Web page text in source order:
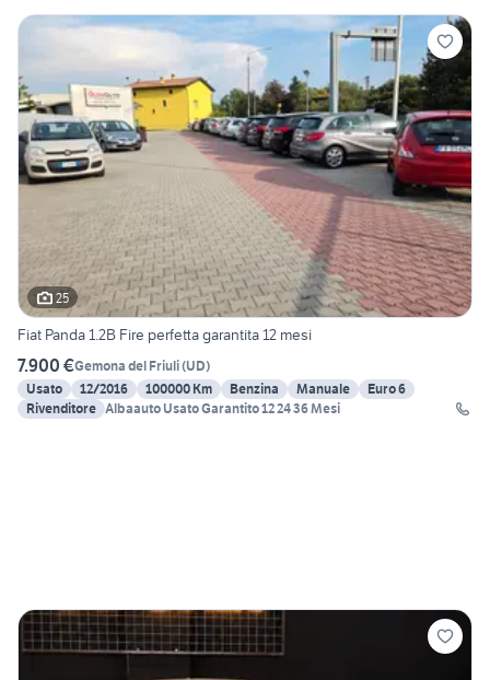
25
Fiat Panda 1.2B Fire perfetta garantita 12 mesi
7.900 €Gemona del Friuli(UD)
Usato
12/2016 100000 Km Benzina Manuale
Euro 6
Rivenditore Albaauto Usato Garantito 12 24 36 Mesi